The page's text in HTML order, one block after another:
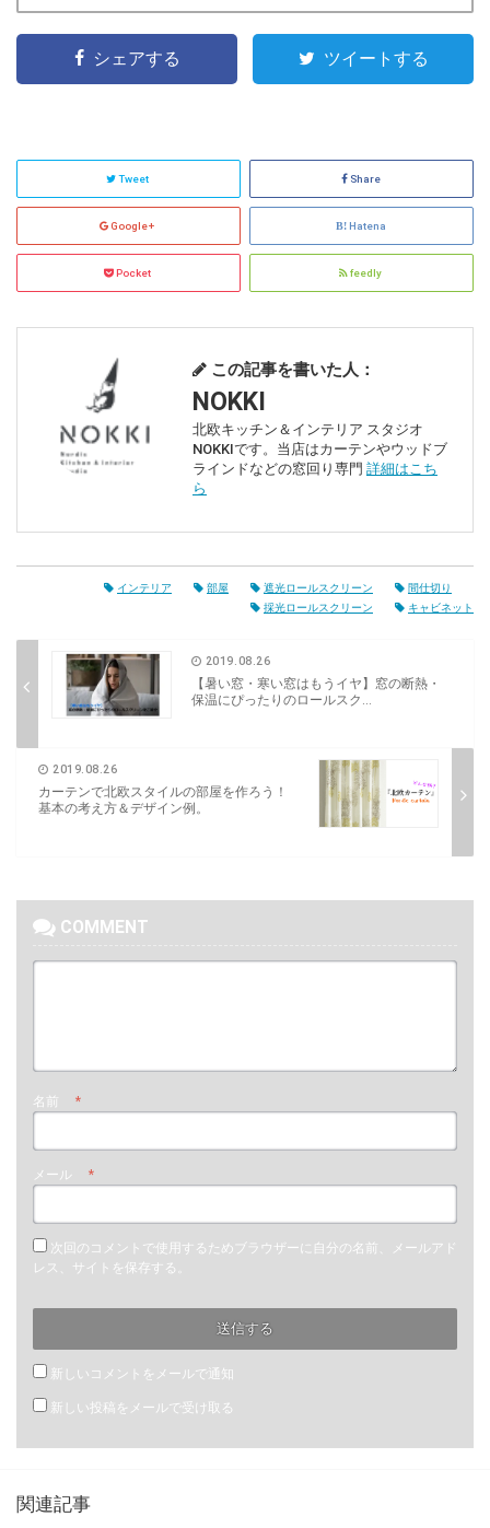
シェアする ツイートする
Tweet Share
Google+ Hatena
Pocket feedly
この記事を書いた人：
NOKKI
北欧キッチン＆インテリア スタジオ
NOKKIです。当店はカーテンやウッドブ
ラインドなどの窓回り専門 詳細はこち
ら
インテリア 部屋 遮光ロールスクリーン
間仕切り
採光ロールスクリーン
キャビネット
2019.08.26
【暑い窓・寒い窓はもうイヤ】窓の断熱・
保温にぴったりのロールスク...
2019.08.26
カーテンで北欧スタイルの部屋を作ろう！
基本の考え方＆デザイン例。
COMMENT
名前 *
メール *
次回のコメントで使用するためブラウザーに自分の名前、メールアド
レス、サイトを保存する。
新しいコメントをメールで通知
新しい投稿をメールで受け取る
関連記事